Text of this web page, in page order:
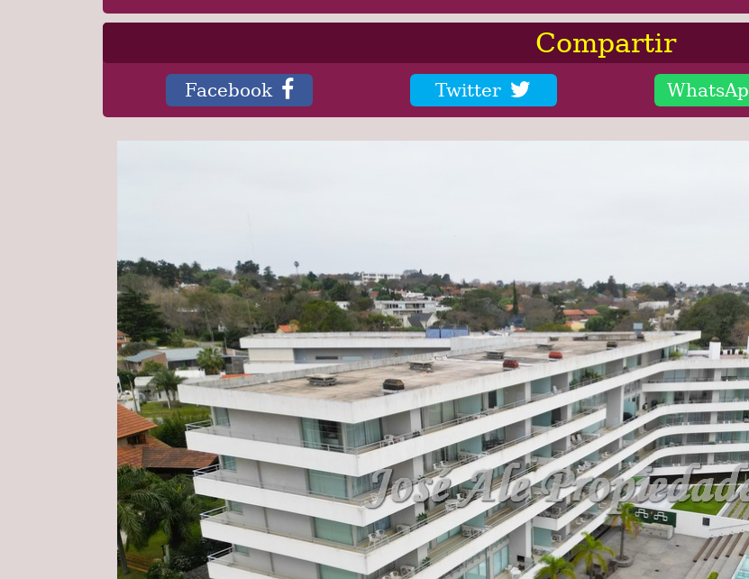
- Living comedor con balcón terraza.
- Cocina integrada con mobiliario aéreo y bajo mesada, isla con
- Dormitorio en piso superior con armario a medida y aire
- Baño completo con mampara de vidrio y bañera
Habitaciones: 1 Baños: 1
Compartir
Facebook Twitter